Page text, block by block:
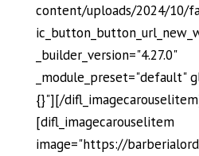
content/uploads/2024/10/
_builder_version="4.27.0"
_module_preset="default"
{}"][/
[difl_imagecarouselitem
image="https://